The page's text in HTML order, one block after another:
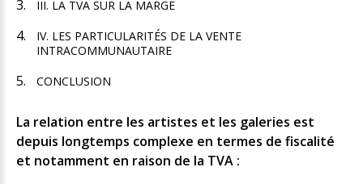
III. LA TVA SUR LA MARGE
IV. LES PARTICULARITÉS DE LA VENTE
INTRACOMMUNAUTAIRE
CONCLUSION
La relation entre les artistes et les galeries est
depuis longtemps complexe en termes de fiscalité
et notamment en raison de la TVA :